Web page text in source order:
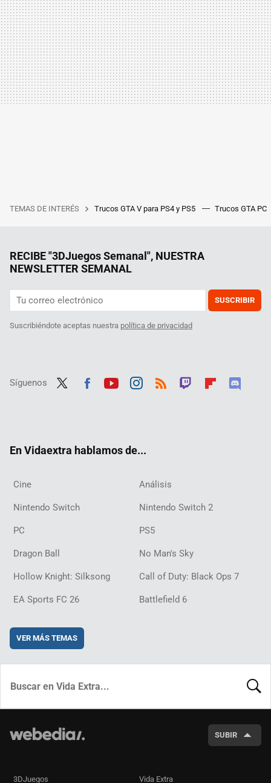
TEMAS DE INTERÉS Trucos GTA V para PS4 y PS5 Trucos GTA PC
RECIBE "3DJuegos Semanal", NUESTRA
NEWSLETTER SEMANAL
SUSCRIBIR
Suscribiéndote aceptas nuestra política de privacidad
Síguenos
En Vidaextra hablamos de...
Cine Análisis
Nintendo Switch Nintendo Switch 2
PC PS5
Dragon Ball No Man's Sky
Hollow Knight: Silksong Call of Duty: Black Ops 7
EA Sports FC 26 Battlefield 6
VER MÁS TEMAS
SUBIR
3DJuegos Vida Extra